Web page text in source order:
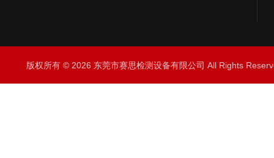
版权所有 © 2026 东莞市赛思检测设备有限公司 All Rights